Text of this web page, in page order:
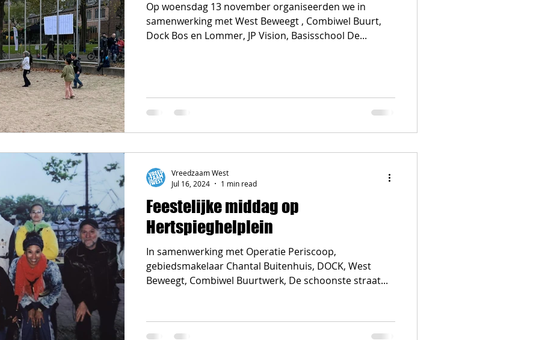
Op woensdag 13 november organiseerden we in
samenwerking met West Beweegt , Combiwel Buurt,
Dock Bos en Lommer, JP Vision, Basisschool De...
Feestelijke middag op
Hertspieghelplein
In samenwerking met Operatie Periscoop,
gebiedsmakelaar Chantal Buitenhuis, DOCK, West
Beweegt, Combiwel Buurtwerk, De schoonste straat...
Vreedzaam West
Jul 16, 2024
1 min read